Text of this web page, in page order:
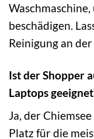
beschädigen.
Reinigung an
Ist der Shopper
Laptops
Ja, der
Platz für die